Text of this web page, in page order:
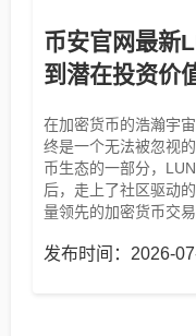
币安官网最新
到潜在投资价
在加密货币的浩瀚宇
终是一个无法被忽视
币生态的一部分，
后，走上了社区驱动
量领先的加密货币交
发布时间：2026-